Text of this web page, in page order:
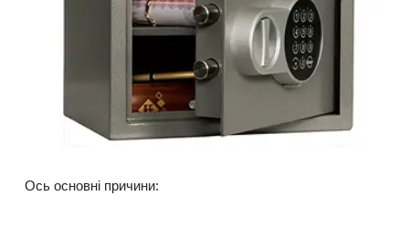
Ось основні причини: